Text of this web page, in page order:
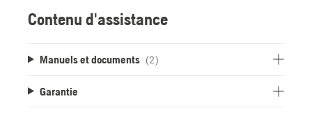
Contenu d'assistance
Manuels et documents (2)
Garantie